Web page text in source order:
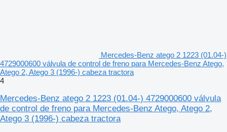
Mercedes-Benz atego 2 1223 (01.04-)
4729000600 válvula de control de freno para Mercedes-Benz Atego,
Atego 2, Atego 3 (1996-) cabeza tractora
4
Mercedes-Benz atego 2 1223 (01.04-) 4729000600 válvula
de control de freno para Mercedes-Benz Atego, Atego 2,
Atego 3 (1996-) cabeza tractora